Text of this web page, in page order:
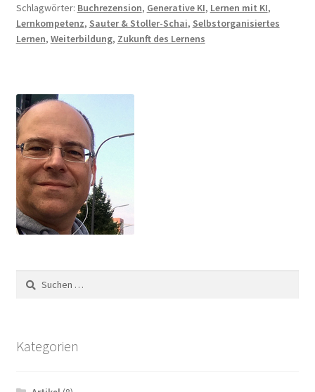
Schlagwörter: Buchrezension, Generative KI, Lernen mit KI,
Lernkompetenz, Sauter & Stoller-Schai, Selbstorganisiertes
Lernen, Weiterbildung, Zukunft des Lernens
Suchen
nach:
Kategorien